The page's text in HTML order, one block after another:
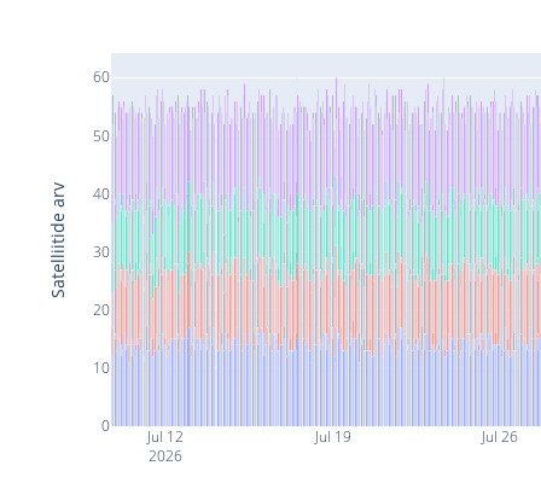
Jul 12
2026
Jul 19 Jul 26
0
10
20
30
40
50
60
Satelliitide arv